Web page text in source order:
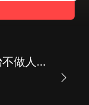
諸天：從暴風赤紅開始不做人了丨無限流丨末世機甲丨廢土丨多人有聲劇